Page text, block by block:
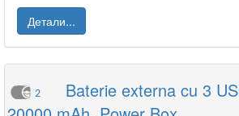
Детали...
2
Baterie externa cu 3